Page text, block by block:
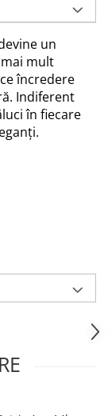
un
mult
încredere
Indiferent
în fiecare